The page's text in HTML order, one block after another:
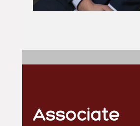
Associate